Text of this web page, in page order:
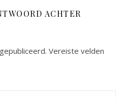
ACHTER
Vereiste velden